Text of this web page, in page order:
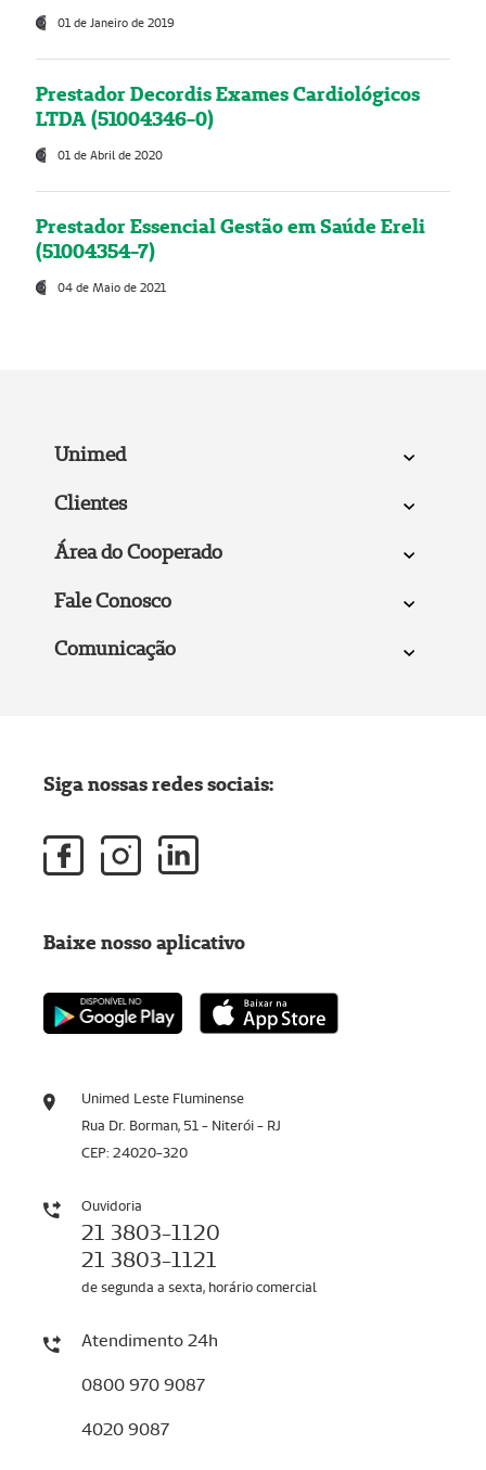
01 de Janeiro de 2019
Prestador Decordis Exames Cardiológicos
LTDA (51004346-0)
01 de Abril de 2020
Prestador Essencial Gestão em Saúde Ereli
(51004354-7)
04 de Maio de 2021
Unimed
Clientes
Área do Cooperado
Fale Conosco
Comunicação
Unimed Leste Fluminense
Rua Dr. Borman, 51 - Niterói - RJ
CEP: 24020-320
Ouvidoria
21 3803-1120
21 3803-1121
de segunda a sexta, horário comercial
Atendimento 24h
0800 970 9087
4020 9087
Siga nossas redes sociais:
Baixe nosso aplicativo